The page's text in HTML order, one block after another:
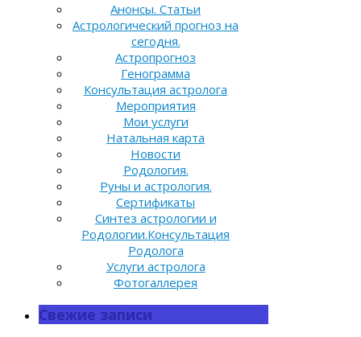
Анонсы. Статьи
Астрологический прогноз на
сегодня.
Астропрогноз
Генограмма
Консультация астролога
Мероприятия
Мои услуги
Натальная карта
Новости
Родология.
Руны и астрология.
Сертификаты
Синтез астрологии и
Родологии.Консультация
Родолога
Услуги астролога
Фотогаллерея
Свежие записи